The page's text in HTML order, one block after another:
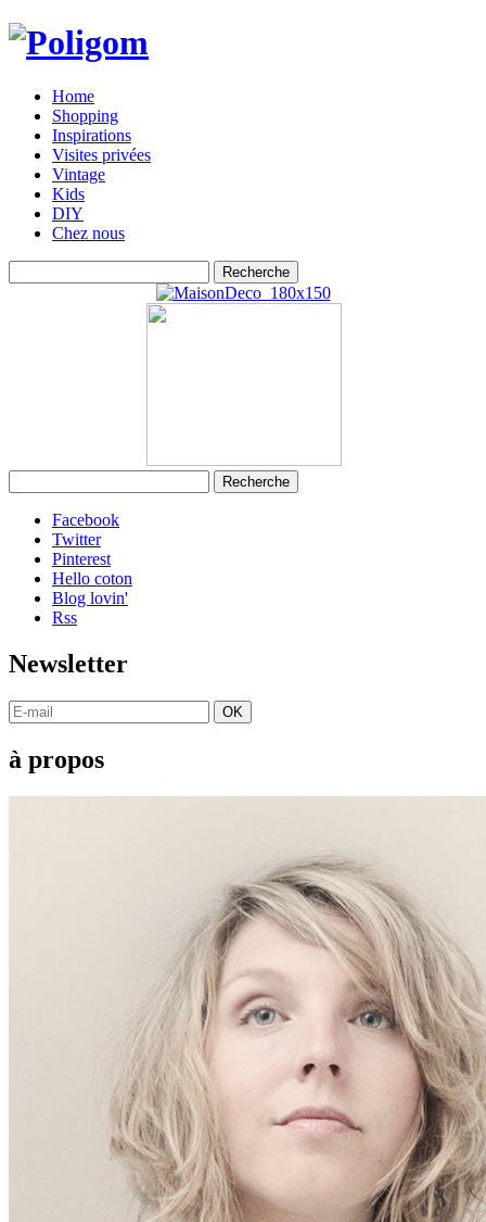
Home
Shopping
Inspirations
Visites privées
Vintage
Kids
DIY
Chez nous
Facebook
Twitter
Pinterest
Hello coton
Blog lovin'
Rss
Newsletter
OK
à propos